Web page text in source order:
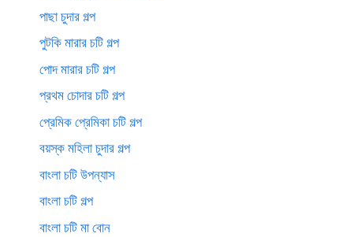
পাছা চুদার গল্প
পুটকি মারার চটি গল্প
পোদ মারার চটি গল্প
প্রথম চোদার চটি গল্প
প্রেমিক প্রেমিকা চটি গল্প
বয়স্ক মহিলা চুদার গল্প
বাংলা চটি উপন্যাস
বাংলা চটি গল্প
বাংলা চটি মা বোন